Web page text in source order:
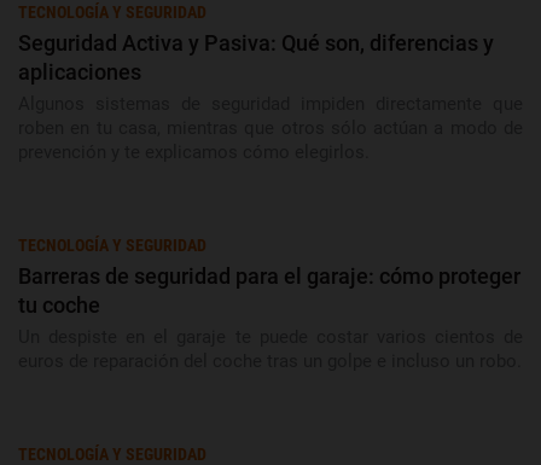
TECNOLOGÍA Y SEGURIDAD
Seguridad Activa y Pasiva: Qué son, diferencias y
aplicaciones
TECNOLOGÍA Y SEGURIDAD
Barreras de seguridad para el garaje: cómo proteger
tu coche
TECNOLOGÍA Y SEGURIDAD